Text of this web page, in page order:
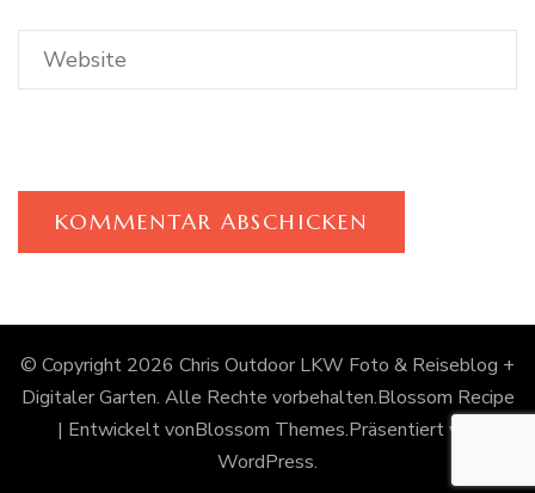
© Copyright 2026 Chris Outdoor LKW Foto & Reiseblog +
Digitaler Garten. Alle Rechte vorbehalten.Blossom Recipe
| Entwickelt vonBlossom Themes.Präsentiert von
WordPress.